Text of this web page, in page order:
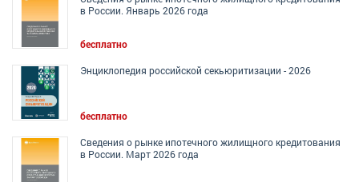
в России. Январь 2026 года
бесплатно
Энциклопедия российской секьюритизации - 2026
бесплатно
Сведения о рынке ипотечного жилищного кредитования
в России. Март 2026 года